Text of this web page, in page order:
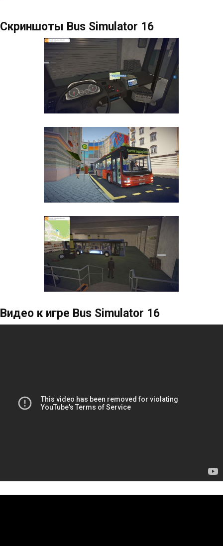
Скриншоты Bus Simulator 16
Видео к игре Bus Simulator 16